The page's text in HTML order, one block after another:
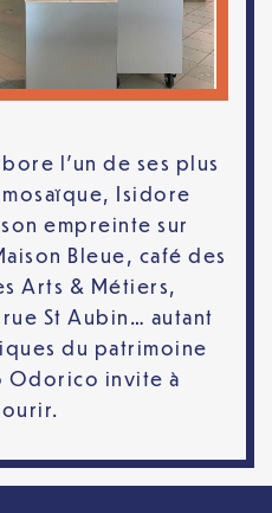
l’un de ses plus
Isidore
empreinte sur
Bleue, café des
Arts & Métiers,
St Aubin… autant
du patrimoine
Odorico invite à